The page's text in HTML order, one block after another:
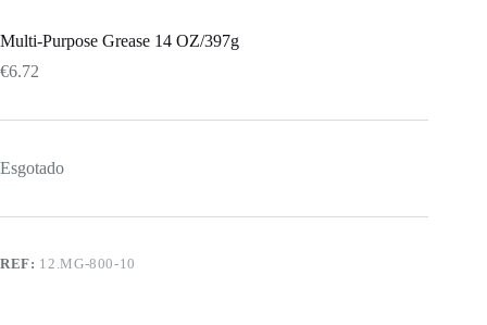
Multi-Purpose Grease 14 OZ/397g
€6.72
Esgotado
REF: 12.MG-800-10